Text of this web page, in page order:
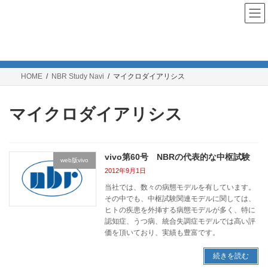
ス
ン
HOME NBR Study Navi マイクロダイアリシス
マイクロダイアリシス
web版vivo vivo第60号 NBRの代表的な中枢試験
2012年9月1日
当社では、数々の病態モデルを有しています。
その中でも、中枢試験関連モデルに関しては、
ヒトの疾患を外挿する病態モデルが多く、特に
認知症、うつ病、統合失調症モデルでは高い評
価を頂いており、実績も豊富です。
続きを読む